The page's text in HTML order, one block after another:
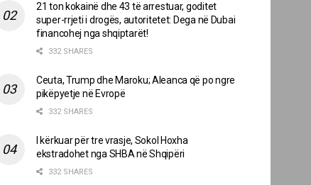
21 ton kokainë dhe 43 të arrestuar, goditet
super-rrjeti i drogës, autoritetet: Dega në Dubai
financohej nga shqiptarët!
332 SHARES
Ceuta, Trump dhe Maroku; Aleanca që po ngre
pikëpyetje në Evropë
332 SHARES
I kërkuar për tre vrasje, Sokol Hoxha
ekstradohet nga SHBA në Shqipëri
332 SHARES